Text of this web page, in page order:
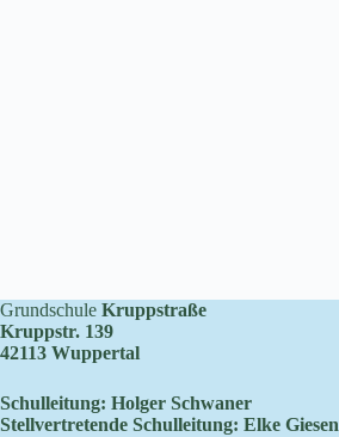
Grundschule Kruppstraße
Kruppstr. 139
42113 Wuppertal
Schulleitung: Holger Schwaner
Stellvertretende Schulleitung: Elke Giesen